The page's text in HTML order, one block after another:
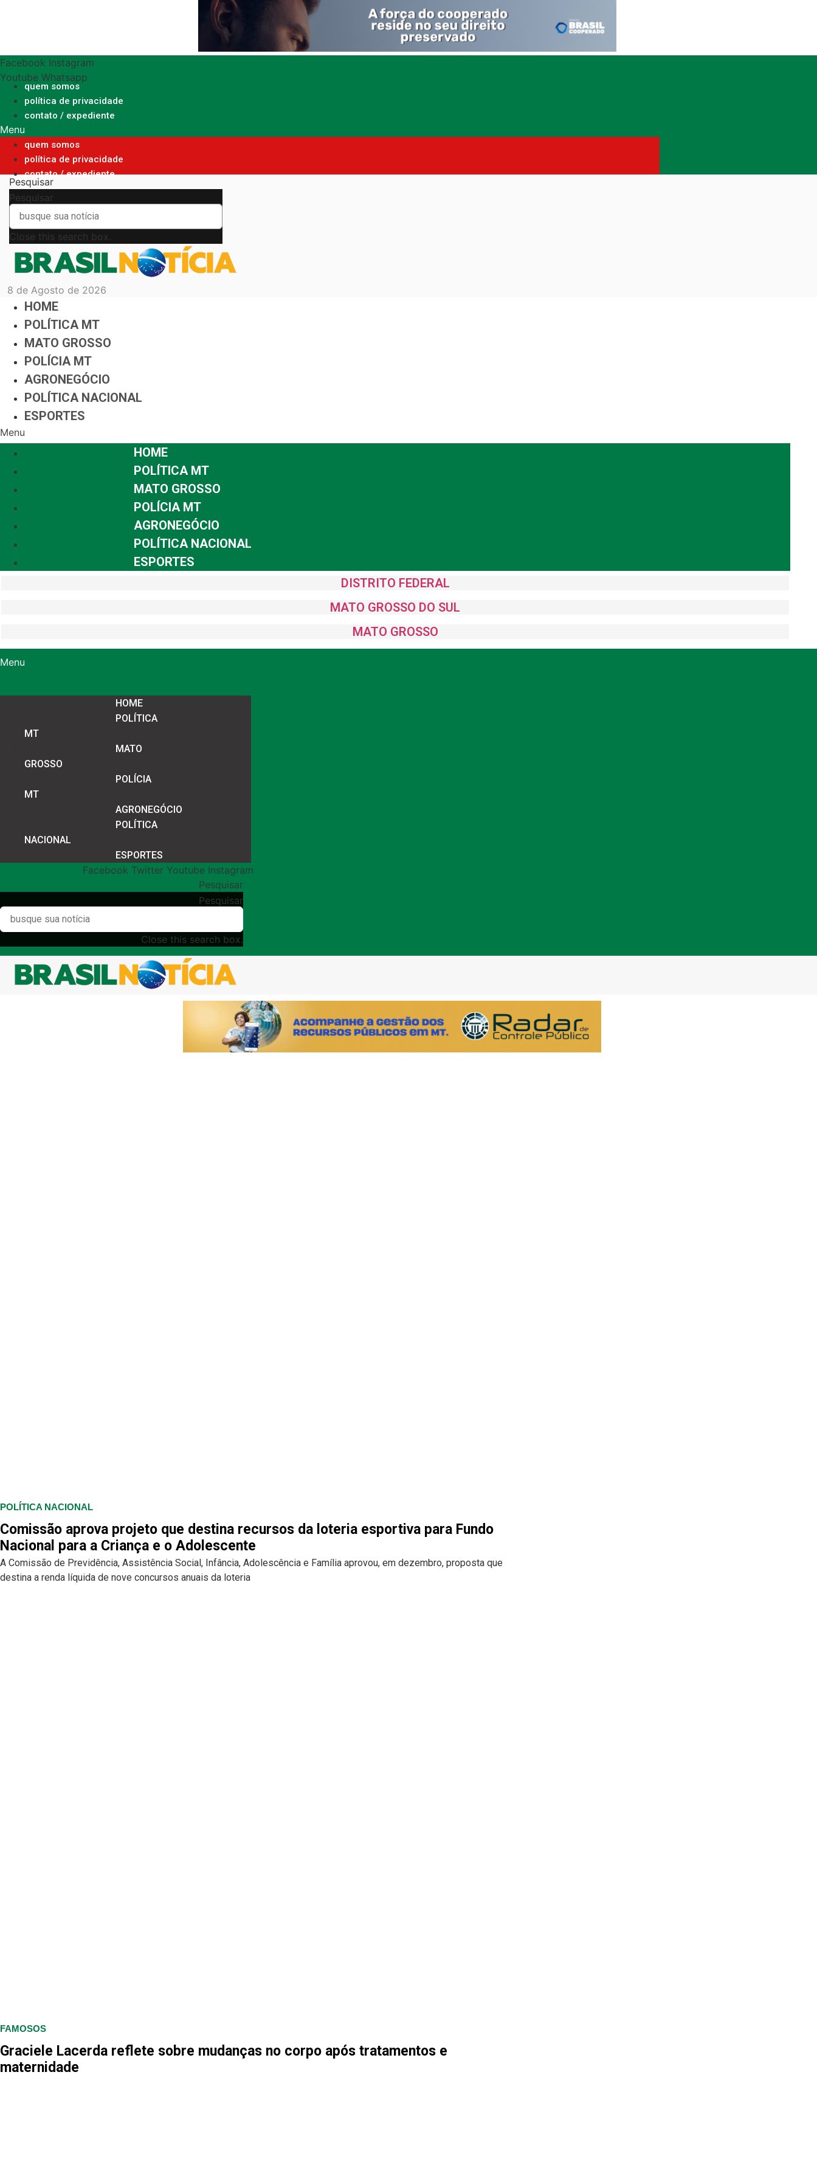
Facebook Instagram
Youtube Whatsapp
quem somos
política de privacidade
contato / expediente
Menu
quem somos
política de privacidade
contato / expediente
Pesquisar
Pesquisar
Close this search box.
8 de Agosto de 2026
HOME
POLÍTICA MT
MATO GROSSO
POLÍCIA MT
AGRONEGÓCIO
POLÍTICA NACIONAL
ESPORTES
Menu
HOME
POLÍTICA MT
MATO GROSSO
POLÍCIA MT
AGRONEGÓCIO
POLÍTICA NACIONAL
ESPORTES
DISTRITO FEDERAL
MATO GROSSO DO SUL
MATO GROSSO
Menu
HOME
POLÍTICA
MT
MATO
GROSSO
POLÍCIA
MT
AGRONEGÓCIO
POLÍTICA
NACIONAL
ESPORTES
Facebook Twitter Youtube Instagram
Pesquisar
Pesquisar
Close this search box.
POLÍTICA NACIONAL
Comissão aprova projeto que destina recursos da loteria esportiva para Fundo
Nacional para a Criança e o Adolescente
A Comissão de Previdência, Assistência Social, Infância, Adolescência e Família aprovou, em dezembro, proposta que
destina a renda líquida de nove concursos anuais da loteria
FAMOSOS
Graciele Lacerda reflete sobre mudanças no corpo após tratamentos e
maternidade